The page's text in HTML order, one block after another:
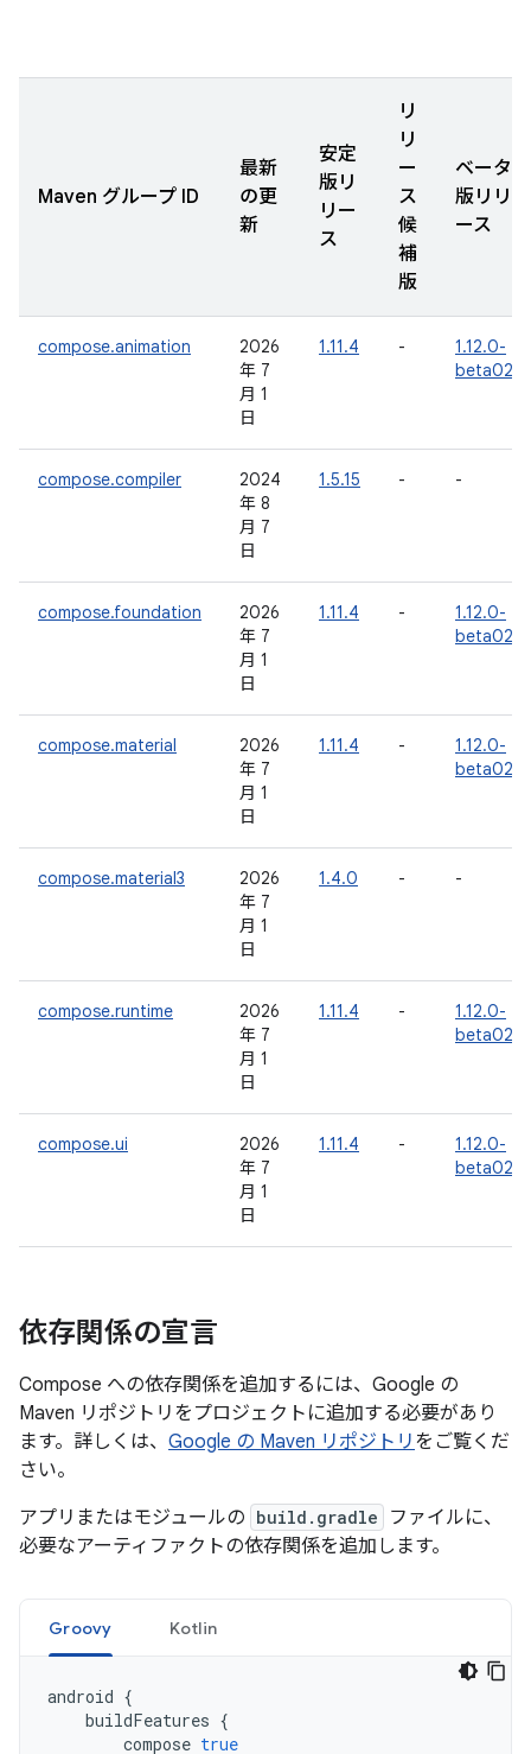
Maven グループ ID
最新
の更
新
安定
版リ
リー
ス
リ
リ
ー
ス
候
補
版
ベータ
版リリ
ース
compose.animation
2026
年 7
月 1
日
1.11.4 -
1.12.0-
beta02
compose.compiler
2024
年 8
月 7
日
1.5.15 - -
compose.foundation
2026
年 7
月 1
日
1.11.4 -
1.12.0-
beta02
compose.material
2026
年 7
月 1
日
1.11.4 -
1.12.0-
beta02
compose.material3
2026
年 7
月 1
日
1.4.0 - -
compose.runtime
2026
年 7
月 1
日
1.11.4 -
1.12.0-
beta02
compose.ui
2026
年 7
月 1
日
1.11.4 -
1.12.0-
beta02
依存関係の宣言
Compose への依存関係を追加するには、Google の
Maven リポジトリをプロジェクトに追加する必要があり
ます。詳しくは、 Google の Maven リポジトリ をご覧くだ
さい。
アプリまたはモジュールの build.gradle
ファイルに、
必要なアーティファクトの依存関係を追加します。
Groovy Kotlin
android {
buildFeatures {
compose true